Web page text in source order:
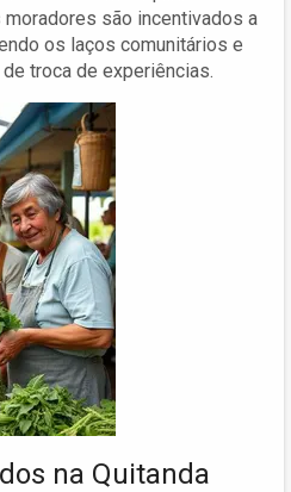
são incentivados a
os laços comunitários e
troca de experiências.
na Quitanda